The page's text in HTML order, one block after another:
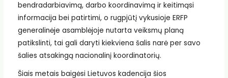
bendradarbiavimą, darbo koordinavimą ir keitimąsi
informacija bei patirtimi, o rugpjūtį vykusioje ERFP
generalinėje asamblėjoje nutarta veiksmų planą
patikslinti, tai gali daryti kiekviena šalis narė per savo
šalies atsakingą nacionalinį koordinatorių.
Šiais metais baigėsi Lietuvos kadencija šios